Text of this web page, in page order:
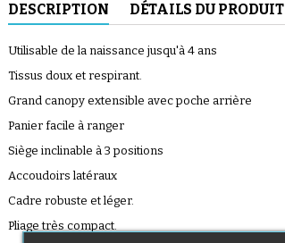
(56 avis)
DESCRIPTION DÉTAILS DU PRODUIT
Utilisable de la naissance jusqu'à 4 ans
Tissus doux et respirant.
Grand canopy extensible avec poche arrière
Panier facile à ranger
Siège inclinable à 3 positions
Accoudoirs latéraux
Cadre robuste et léger.
Pliage très compact.